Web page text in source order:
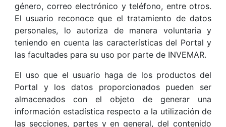
género, correo electrónico y teléfono, entre otros.
El usuario reconoce que el tratamiento de datos
personales, lo autoriza de manera voluntaria y
teniendo en cuenta las características del Portal y
las facultades para su uso por parte de INVEMAR.
El uso que el usuario haga de los productos del
Portal y los datos proporcionados pueden ser
almacenados con el objeto de generar una
información estadística respecto a la utilización de
las secciones, partes y en general, del contenido